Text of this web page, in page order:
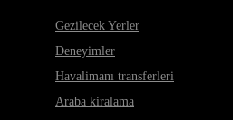
Gezilecek Yerler
Deneyimler
Havalimanı transferleri
Araba kiralama